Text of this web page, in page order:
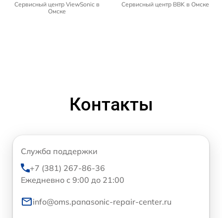
Сервисный центр ViewSonic в
Омске
Сервисный центр BBK в Омске
Контакты
Служба поддержки
+7 (381) 267-86-36
Ежедневно с 9:00 до 21:00
info@oms.panasonic-repair-center.ru